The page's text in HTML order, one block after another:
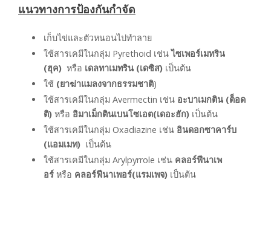
แนวทางการป้องกันกำจัด
เก็บไข่และตัวหนอนไปทำลาย
ใช้สารเคมีในกลุ่ม Pyrethoid เช่นไซเพอร์เมทริน
(ฮุค) หรือ เดลทาเมทริน (เดซิส) เป็นต้น
ใช้ (ยาฆ่าแมลงจากธรรมชาติ)
ใช้สารเคมีในกลุ่ม Avermectin เช่น อะบาเมกติน (ต็อด
ติ) หรือ อิมาเม็กตินเบนโซเอต(เดอะฮัก) เป็นต้น
ใช้สารเคมีในกลุ่ม Oxadiazine เช่น อินดอกซาคาร์บ
(แอมเมท) เป็นต้น
ใช้สารเคมีในกลุ่ม Arylpyrrole เช่น คลอร์ฟีนาเพ
อร์ หรือ คลอร์ฟีนาเพอร์(แรมเพจ) เป็นต้น